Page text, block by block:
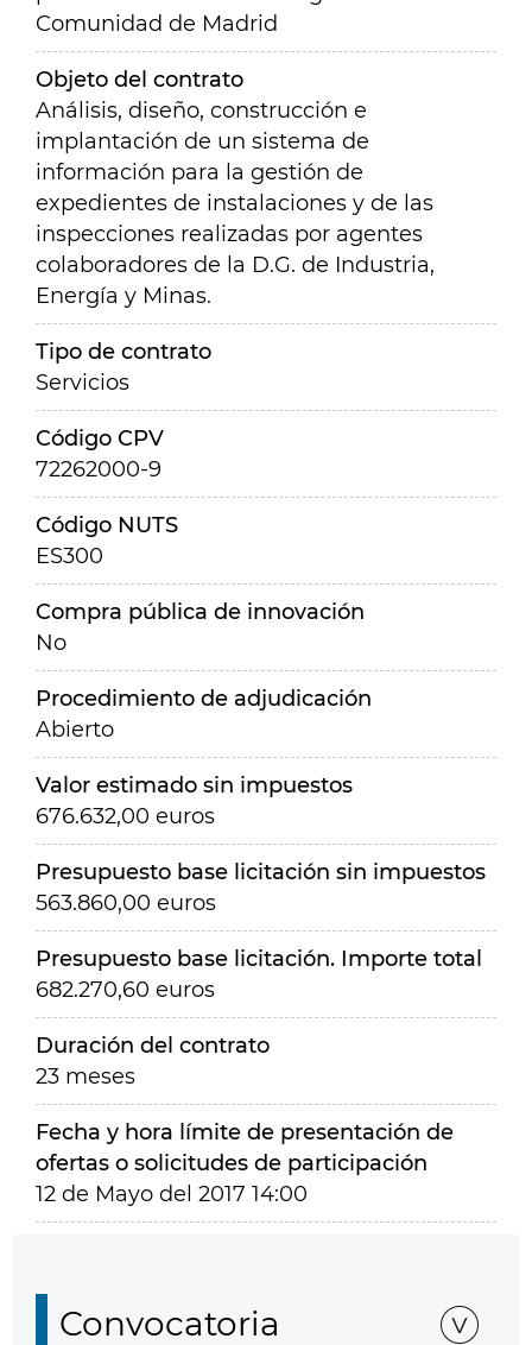
Comunidad de Madrid
Objeto del contrato
Análisis, diseño, construcción e
implantación de un sistema de
información para la gestión de
expedientes de instalaciones y de las
inspecciones realizadas por agentes
colaboradores de la D.G. de Industria,
Energía y Minas.
Tipo de contrato
Servicios
Código CPV
72262000-9
Código NUTS
ES300
Compra pública de innovación
No
Procedimiento de adjudicación
Abierto
Valor estimado sin impuestos
676.632,00 euros
Presupuesto base licitación sin impuestos
563.860,00 euros
Presupuesto base licitación. Importe total
682.270,60 euros
Duración del contrato
23 meses
Fecha y hora límite de presentación de
ofertas o solicitudes de participación
12 de Mayo del 2017 14:00
Convocatoria